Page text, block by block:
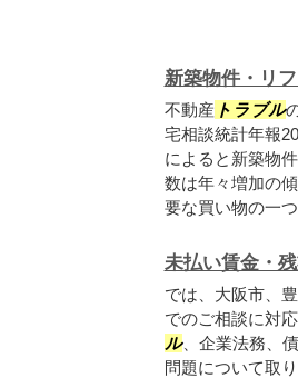
新築物件・リ
不動産 トラブル
宅相談統計年報
によると新築物件
数は年々増加の
要な買い物の一
未払い賃金・
では、大阪市、
でのご相談に対
ル、企業法務、
問題について取